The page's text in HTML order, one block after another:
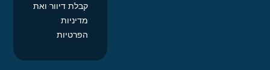
קבלת דיוור ואת
מדיניות
הפרטיות